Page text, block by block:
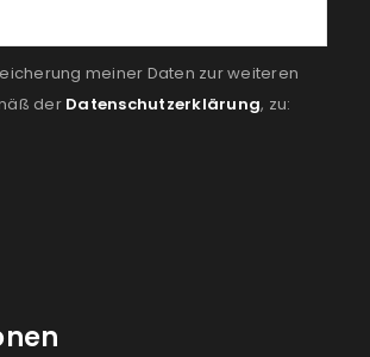
meiner Daten zur weiteren
der Datenschutzerklärung, zu: